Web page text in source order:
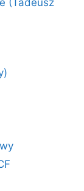
(Tadeusz